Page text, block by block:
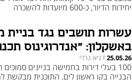
יחידות הדיור, כ-600 מיועדות להשכרה
עשרות תושבים נגד בניית
באשקלון: "אנדרוגינוס
25.05.26
| גיא נרדי
100 בעלי דירות בחמישה בניינים